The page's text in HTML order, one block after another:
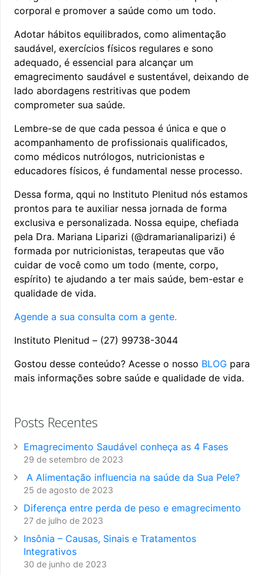
corporal e promover a saúde como um todo.
Adotar hábitos equilibrados, como alimentação
saudável, exercícios físicos regulares e sono
adequado, é essencial para alcançar um
emagrecimento saudável e sustentável, deixando de
lado abordagens restritivas que podem
comprometer sua saúde.
Lembre-se de que cada pessoa é única e que o
acompanhamento de profissionais qualificados,
como médicos nutrólogos, nutricionistas e
educadores físicos, é fundamental nesse processo.
Dessa forma, qqui no Instituto Plenitud nós estamos
prontos para te auxiliar nessa jornada de forma
exclusiva e personalizada. Nossa equipe, chefiada
pela Dra. Mariana Liparizi (@dramarianaliparizi) é
formada por nutricionistas, terapeutas que vão
cuidar de você como um todo (mente, corpo,
espírito) te ajudando a ter mais saúde, bem-estar e
qualidade de vida.
Agende a sua consulta com a gente.
Instituto Plenitud – (27) 99738-3044
Gostou desse conteúdo? Acesse o nosso BLOG para
mais informações sobre saúde e qualidade de vida.
Posts Recentes
Emagrecimento Saudável conheça as 4 Fases
29 de setembro de 2023
A Alimentação influencia na saúde da Sua Pele?
25 de agosto de 2023
Diferença entre perda de peso e emagrecimento
27 de julho de 2023
Insônia – Causas, Sinais e Tratamentos
Integrativos
30 de junho de 2023